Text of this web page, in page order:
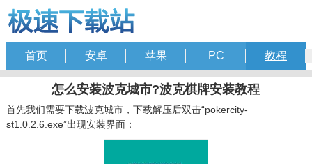
首页 安卓 苹果 PC 教程
怎么安装波克城市?波克棋牌安装教程
首先我们需要下载波克城市，下载解压后双击“pokercity-
st1.0.2.6.exe”出现安装界面：